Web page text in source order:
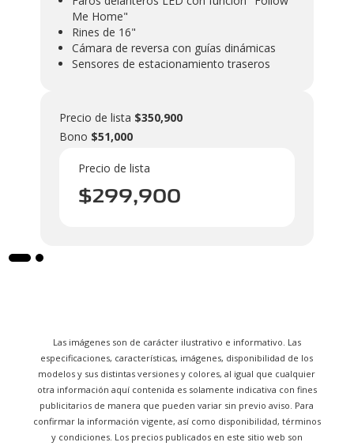
Me Home"
Rines de 16"
Cámara de reversa con guías dinámicas
Sensores de estacionamiento traseros
Precio de lista $350,900
Bono $51,000
Precio de lista
$299,900
Las imágenes son de carácter ilustrativo e informativo. Las
especificaciones, características, imágenes, disponibilidad de los
modelos y sus distintas versiones y colores, al igual que cualquier
otra información aquí contenida es solamente indicativa con fines
publicitarios de manera que pueden variar sin previo aviso. Para
confirmar la información vigente, así como disponibilidad, términos
y condiciones. Los precios publicados en este sitio web son